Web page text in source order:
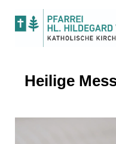
Heilige